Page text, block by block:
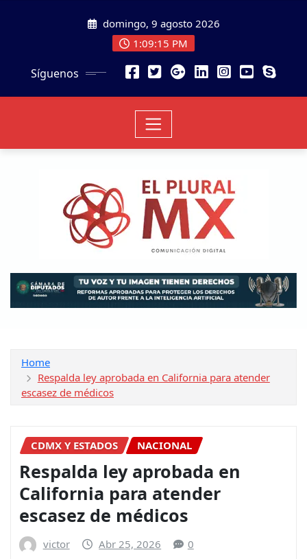
domingo, 9 agosto 2026
1:09:16 PM
Síguenos
Home
Respalda ley aprobada en California para atender
escasez de médicos
CDMX Y ESTADOS NACIONAL
Respalda ley aprobada en
California para atender
escasez de médicos
victor Abr 25, 2026 0